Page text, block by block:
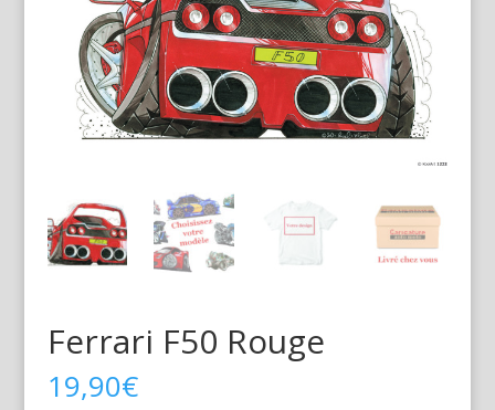
Ferrari F50 Rouge
19,90€